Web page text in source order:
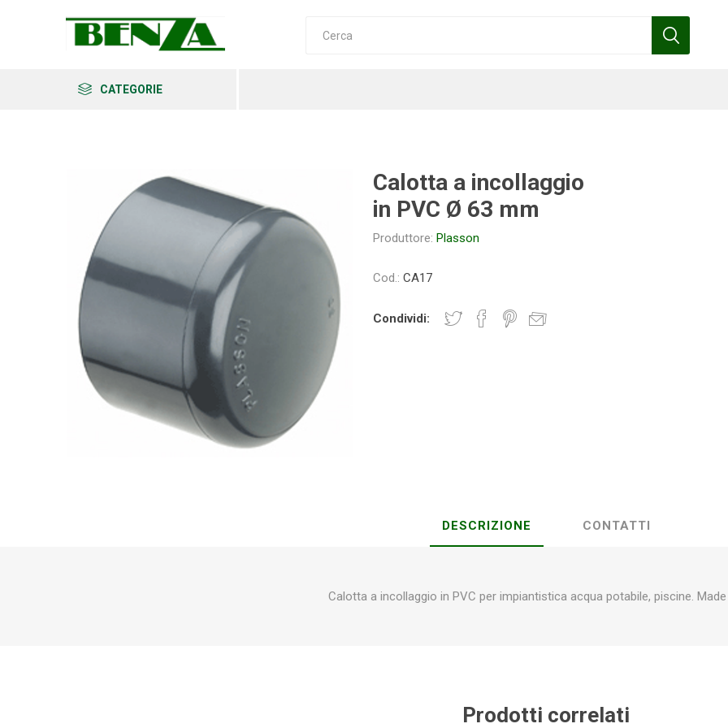
CATEGORIE
Arkema Ars Archman Benza Bottos
Felco Gardena Griffon
Mareva Nardi
Calotta a incollaggio
in PVC Ø 63 mm
Produttore: Plasson
Cod.: CA17
Condividi:
DESCRIZIONE CONTATTI
Calotta a incollaggio in PVC per impiantistica acqua potabile, piscine.
Prodotti correlati